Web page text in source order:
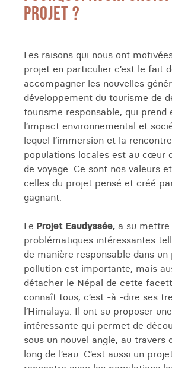
PROJET ?
Les raisons qui nous ont
projet en particulier c’est le fait
accompagner les nouvelles
développement du tourisme de
tourisme responsable, qui prend
l’impact environnemental et
lequel l’immersion et la
populations locales est au cœur
de voyage. Ce sont nos valeurs
celles du projet pensé et créé
gagnant.
Le Projet Eaudyssée, a su mettre
problématiques intéressantes
de manière responsable dans un
pollution est importante, mais
détacher le Népal de cette
connaît tous, c’est -à -dire ses
l’Himalaya. Il ont su proposer
intéressante qui permet de
sous un nouvel angle, au travers
long de l’eau. C’est aussi un